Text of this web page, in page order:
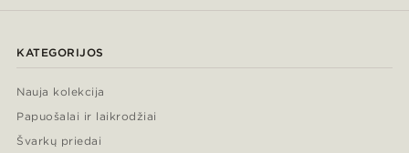
KATEGORIJOS
Nauja kolekcija
Papuošalai ir laikrodžiai
Švarkų priedai